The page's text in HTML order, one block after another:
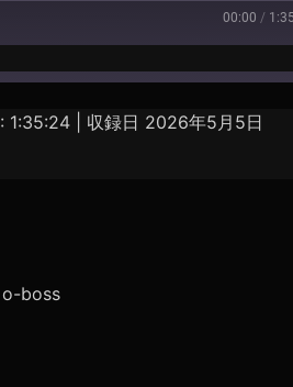
00:00 /
1:35:24
収録日 2026年5月5日
boss